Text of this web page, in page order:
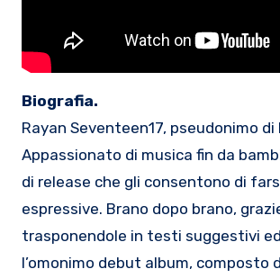
Biografia.
Rayan Seventeen17, pseudonimo
Appassionato di musica fin da
di release che gli consentono di
espressive. Brano dopo brano,
trasponendole in testi suggestivi
l’omonimo debut album,